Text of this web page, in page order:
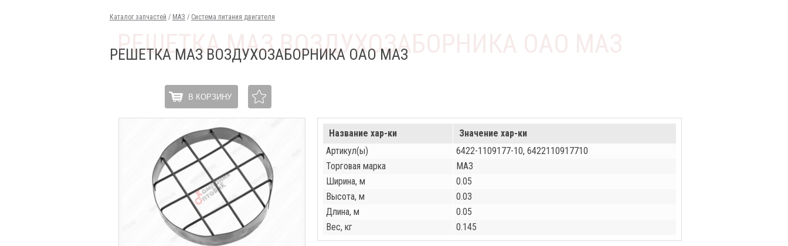
Каталог запчастей / МАЗ / Система питания двигателя
РЕШЕТКА МАЗ ВОЗДУХОЗАБОРНИКА ОАО МАЗ
В КОРЗИНУ
Название хар-ки
Значение хар-ки
Артикул(ы)
6422-1109177-10, 6422110917710
Торговая марка
МАЗ
Ширина, м
0.05
Высота, м
0.03
Длина, м
0.05
Вес, кг
0.145